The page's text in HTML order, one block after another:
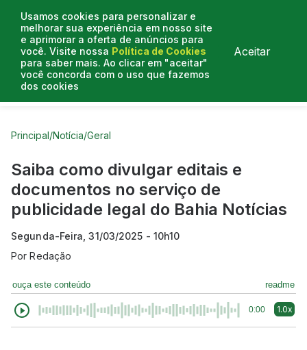
Usamos cookies para personalizar e
melhorar sua experiência em nosso site
e aprimorar a oferta de anúncios para
você. Visite nossa Política de Cookies
para saber mais. Ao clicar em "aceitar"
você concorda com o uso que fazemos
dos cookies
Aceitar
Curtas do Poder
Principal/Notícia/Geral
Saiba como divulgar editais e
documentos no serviço de
publicidade legal do Bahia Notícias
Segunda-Feira, 31/03/2025 - 10h10
PorRedação
ouça este conteúdo readme
0:00 1.0x